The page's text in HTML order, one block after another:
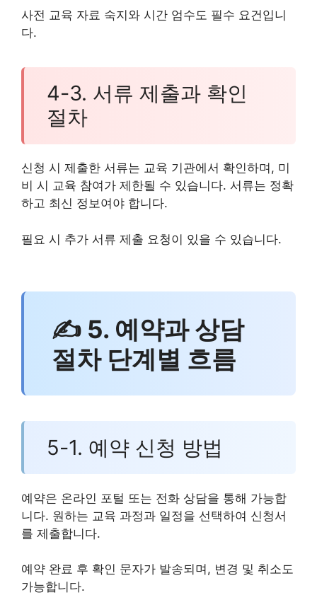
사전 교육 자료 숙지와 시간 엄수도 필수 요건입니
다.
4-3. 서류 제출과 확인
절차
신청 시 제출한 서류는 교육 기관에서 확인하며, 미
비 시 교육 참여가 제한될 수 있습니다. 서류는 정확
하고 최신 정보여야 합니다.
필요 시 추가 서류 제출 요청이 있을 수 있습니다.
✍ 5. 예약과 상담
절차 단계별 흐름
5-1. 예약 신청 방법
예약은 온라인 포털 또는 전화 상담을 통해 가능합
니다. 원하는 교육 과정과 일정을 선택하여 신청서
를 제출합니다.
예약 완료 후 확인 문자가 발송되며, 변경 및 취소도
가능합니다.